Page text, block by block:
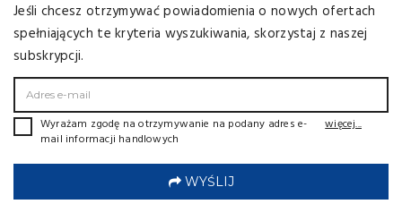
Jeśli chcesz otrzymywać powiadomienia o nowych ofertach
spełniających te kryteria wyszukiwania, skorzystaj z naszej
subskrypcji.
Wyrażam zgodę na otrzymywanie na podany adres e-
mail informacji handlowych
więcej...
WYŚLIJ